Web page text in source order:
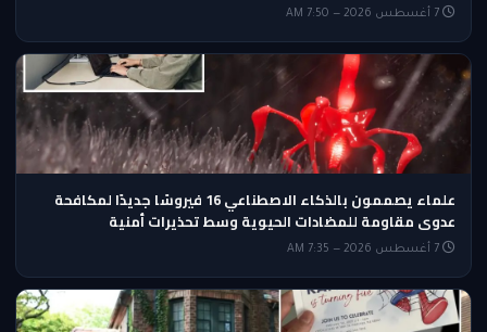
علماء يصممون بالذكاء الاصطناعي 16 فيروسًا جديدًا لمكافحة
عدوى مقاومة للمضادات الحيوية وسط تحذيرات أمنية